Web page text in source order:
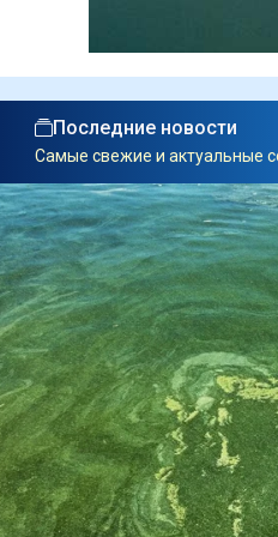
Последние новости
Самые свежие и актуальные